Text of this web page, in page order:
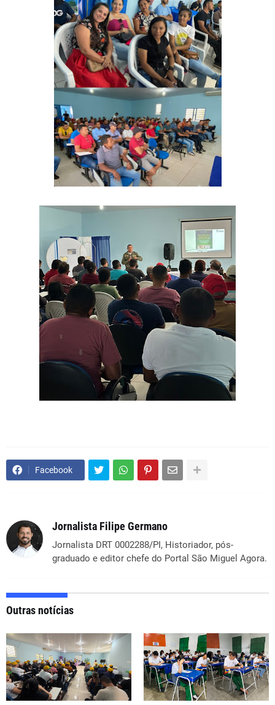
Facebook
Jornalista Filipe Germano
Jornalista DRT 0002288/PI, Historiador, pós-
graduado e editor chefe do Portal São Miguel Agora.
Outras notícias